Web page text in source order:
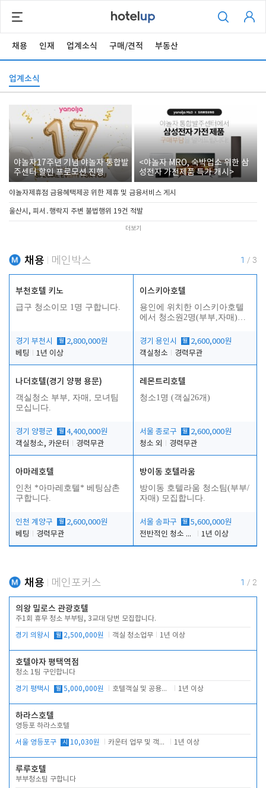
채용 인재 업계소식 구매/견적 부동산
업계소식
야놀자17주년 기념 야놀자 통합발
주센터 할인 프로모션 진행
<야놀자 MRO, 숙박업소 위한 삼
성전자 가전제품 특가 개시>
야놀자제휴점 금융혜택제공 위한 제휴 및 금융서비스 게시
울산시, 피서․행락지 주변 불법행위 19건 적발
더보기
채용 메인박스 1 / 3
부천호텔 키노
급구 청소이모 1명 구합니다.
경기 부천시 월 2,800,000원
베팅
1년 이상
이스키아호텔
용인에 위치한 이스키아호텔
에서 청소원2명(부부,자매)을
경기 용인시
월 2,600,000원
객실청소
경력무관
나더호텔(경기 양평 용문)
객실청소 부부, 자매, 모녀팀
모십니다.
경기 양평군 월 4,400,000원
객실청소, 카운터
경력무관
레몬트리호텔
청소1명 (객실26개)
서울 종로구 월 2,600,000원
청소 외
경력무관
아마레호텔
인천 *아마레호텔* 베팅삼촌
구합니다.
인천 계양구 월 2,600,000원
베팅
경력무관
방이동 호텔라움
방이동 호텔라움 청소팀(부부/
자매) 모집합니다.
서울 송파구 월 5,600,000원
전반적인 청소 업무(객실청소.객실정리)
1년 이상
채용 메인포커스 1 / 2
의왕 밀로스 관광호텔
주1회 휴무 청소 부부팀, 3교대 당번 모집합니다.
경기 의왕시 월 2,500,000원 객실 청소업무 1년 이상
호텔야자 평택역점
청소 1팀 구인합니다
경기 평택시 월 5,000,000원 호텔객실 및 공용시설 청소 관리 1년 이상
하라스호텔
영등포 하라스호텔
서울 영등포구 시 10,030원 카운터 업무 및 객실관리(청소상태 확인, 객실판매) 1년 이상
루루호텔
부부청소팀 구합니다